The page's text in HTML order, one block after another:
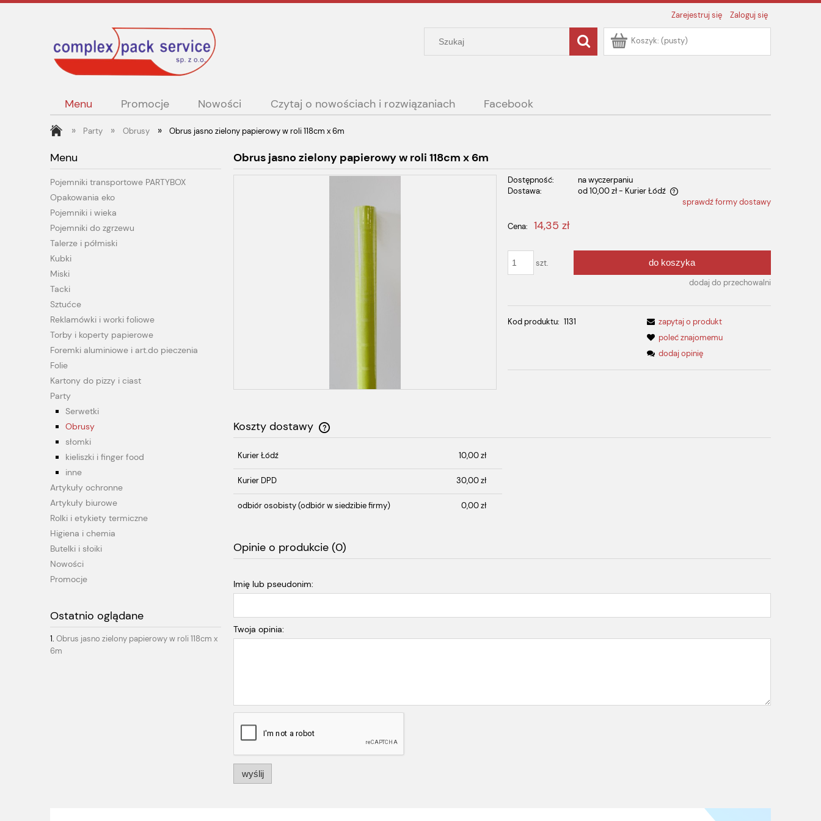
Zarejestruj się Zaloguj się
Koszyk: (pusty)
Menu Promocje Nowości Czytaj o nowościach i rozwiązaniach Facebook
» Party » Obrusy » Obrus jasno zielony papierowy w roli 118cm x 6m
Menu
Pojemniki transportowe PARTYBOX
Opakowania eko
Pojemniki i wieka
Pojemniki do zgrzewu
Talerze i półmiski
Kubki
Miski
Tacki
Sztućce
Reklamówki i worki foliowe
Torby i koperty papierowe
Foremki aluminiowe i art.do pieczenia
Folie
Kartony do pizzy i ciast
Party
Serwetki
Obrusy
słomki
kieliszki i finger food
inne
Artykuły ochronne
Artykuły biurowe
Rolki i etykiety termiczne
Higiena i chemia
Butelki i słoiki
Nowości
Promocje
Ostatnio oglądane
Obrus jasno zielony papierowy w roli 118cm x
6m
Obrus jasno zielony papierowy w roli 118cm x 6m
Dostępność:
na wyczerpaniu
Dostawa:
od 10,00 zł - Kurier Łódź
płatności
sprawdź formy dostawy
Cena: 14,35 zł
szt.
do koszyka
dodaj do przechowalni
Kod produktu: 1131
zapytaj o produkt
poleć znajomemu
dodaj opinię
Koszty dostawy
Cena nie zawiera ewentualnych kosztów
płatności
Kurier Łódź 10,00 zł
Kurier DPD 30,00 zł
odbiór osobisty(odbiór w siedzibie firmy) 0,00 zł
Opinie o produkcie (0)
Imię lub pseudonim:
Twoja opinia:
wyślij